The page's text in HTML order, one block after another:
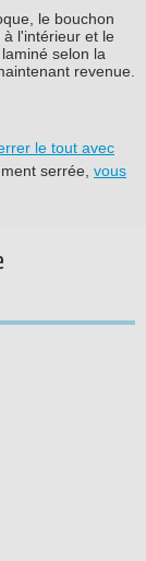
le bouchon
l'intérieur et le
selon la
revenue.
le tout avec
serrée, vous